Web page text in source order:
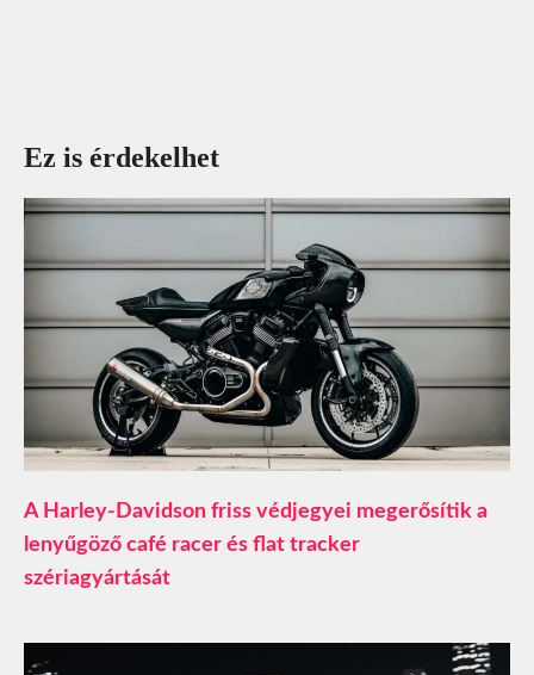
Ez is érdekelhet
A Harley-Davidson friss védjegyei megerősítik a
lenyűgöző café racer és flat tracker
szériagyártását